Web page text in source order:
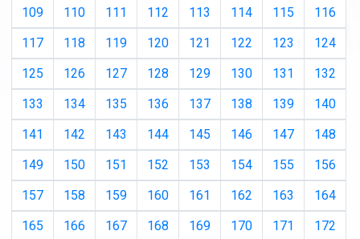
109
110 111 112 113 114 115
116
117
118 119 120 121 122 123
124
125
126 127 128 129 130 131
132
133
134 135 136 137 138 139
140
141
142 143 144 145 146 147
148
149
150 151 152 153 154 155
156
157
158 159 160 161 162 163
164
165
166 167 168 169 170 171
172